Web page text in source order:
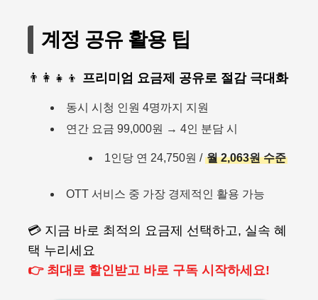
계정 공유 활용 팁
👨‍👩‍👧‍👦 프리미엄 요금제 공유로 절감 극대화
동시 시청 인원 4명까지 지원
연간 요금 99,000원 → 4인 분담 시
1인당 연 24,750원 / 월 2,063원 수준
OTT 서비스 중 가장 경제적인 활용 가능
💳 지금 바로 최적의 요금제 선택하고, 실속 혜
택 누리세요
👉 최대로 할인받고 바로 구독 시작하세요!